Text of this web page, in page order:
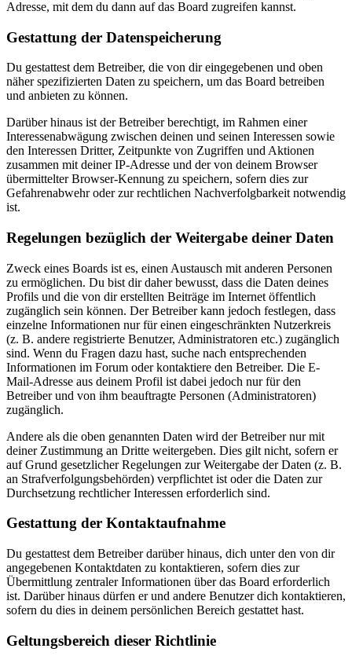
Adresse, mit dem du dann auf das Board zugreifen kannst.
Gestattung der Datenspeicherung
Du gestattest dem Betreiber, die von dir eingegebenen und oben
näher spezifizierten Daten zu speichern, um das Board betreiben
und anbieten zu können.
Darüber hinaus ist der Betreiber berechtigt, im Rahmen einer
Interessenabwägung zwischen deinen und seinen Interessen sowie
den Interessen Dritter, Zeitpunkte von Zugriffen und Aktionen
zusammen mit deiner IP-Adresse und der von deinem Browser
übermittelter Browser-Kennung zu speichern, sofern dies zur
Gefahrenabwehr oder zur rechtlichen Nachverfolgbarkeit notwendig
ist.
Regelungen bezüglich der Weitergabe deiner Daten
Zweck eines Boards ist es, einen Austausch mit anderen Personen
zu ermöglichen. Du bist dir daher bewusst, dass die Daten deines
Profils und die von dir erstellten Beiträge im Internet öffentlich
zugänglich sein können. Der Betreiber kann jedoch festlegen, dass
einzelne Informationen nur für einen eingeschränkten Nutzerkreis
(z. B. andere registrierte Benutzer, Administratoren etc.) zugänglich
sind. Wenn du Fragen dazu hast, suche nach entsprechenden
Informationen im Forum oder kontaktiere den Betreiber. Die E-
Mail-Adresse aus deinem Profil ist dabei jedoch nur für den
Betreiber und von ihm beauftragte Personen (Administratoren)
zugänglich.
Andere als die oben genannten Daten wird der Betreiber nur mit
deiner Zustimmung an Dritte weitergeben. Dies gilt nicht, sofern er
auf Grund gesetzlicher Regelungen zur Weitergabe der Daten (z. B.
an Strafverfolgungsbehörden) verpflichtet ist oder die Daten zur
Durchsetzung rechtlicher Interessen erforderlich sind.
Gestattung der Kontaktaufnahme
Du gestattest dem Betreiber darüber hinaus, dich unter den von dir
angegebenen Kontaktdaten zu kontaktieren, sofern dies zur
Übermittlung zentraler Informationen über das Board erforderlich
ist. Darüber hinaus dürfen er und andere Benutzer dich kontaktieren,
sofern du dies in deinem persönlichen Bereich gestattet hast.
Geltungsbereich dieser Richtlinie